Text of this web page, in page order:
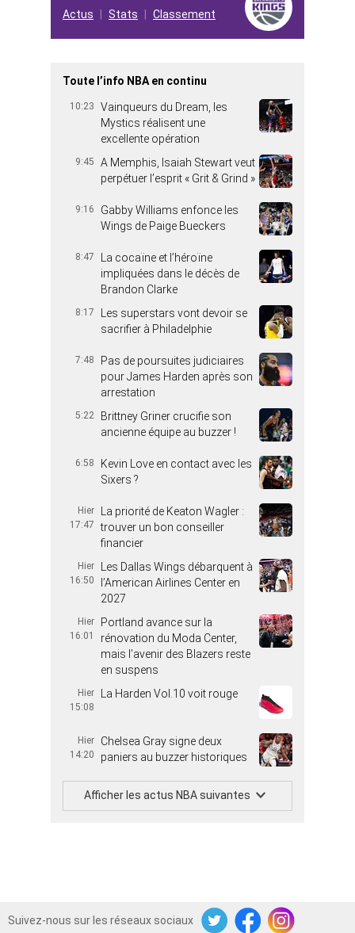
Actus
Stats Classement
Toute l’info NBA en continu
10:23
Vainqueurs du Dream, les
Mystics réalisent une
excellente opération
9:45
A Memphis, Isaiah Stewart veut
perpétuer l’esprit « Grit & Grind »
9:16
Gabby Williams enfonce les
Wings de Paige Bueckers
8:47
La cocaïne et l’héroïne
impliquées dans le décès de
Brandon Clarke
8:17
Les superstars vont devoir se
sacrifier à Philadelphie
7:48
Pas de poursuites judiciaires
pour James Harden après son
arrestation
5:22
Brittney Griner crucifie son
ancienne équipe au buzzer !
6:58
Kevin Love en contact avec les
Sixers ?
Hier
17:47
La priorité de Keaton Wagler :
trouver un bon conseiller
financier
Hier
16:50
Les Dallas Wings débarquent à
l’American Airlines Center en
2027
Hier
16:01
Portland avance sur la
rénovation du Moda Center,
mais l’avenir des Blazers reste
en suspens
Hier
15:08
La Harden Vol.10 voit rouge
Hier
14:20
Chelsea Gray signe deux
paniers au buzzer historiques
Afficher les actus NBA suivantes
Suivez-nous sur les réseaux sociaux
TwitterFacebookInstagram